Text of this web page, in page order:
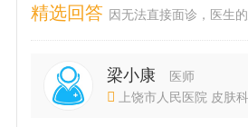
精选回答 因无法直接面诊，医生
梁小康
医师
上饶市人民医院 皮肤科